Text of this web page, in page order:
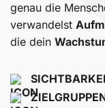
genau die
verwandelst
die dein